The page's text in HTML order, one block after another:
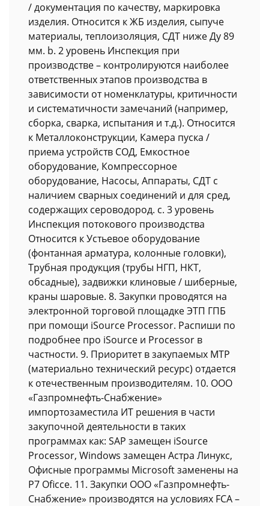
/ документация по качеству, маркировка
изделия. Относится к ЖБ изделия, сыпуче
материалы, теплоизоляция, СДТ ниже Ду 89
мм. b. 2 уровень Инспекция при
производстве – контролируются наиболее
ответственных этапов производства в
зависимости от номенклатуры, критичности
и систематичности замечаний (например,
сборка, сварка, испытания и т.д.). Относится
к Металлоконструкции, Камера пуска /
приема устройств СОД, Емкостное
оборудование, Компрессорное
оборудование, Насосы, Аппараты, СДТ с
наличием сварных соединений и для сред,
содержащих сероводород. c. 3 уровень
Инспекция потокового производства
Относится к Устьевое оборудование
(фонтанная арматура, колонные головки),
Трубная продукция (трубы НГП, НКТ,
обсадные), задвижки клиновые / шиберные,
краны шаровые. 8. Закупки проводятся на
электронной торговой площадке ЭТП ГПБ
при помощи iSource Processor. Распиши по
подробнее про iSource и Processor в
частности. 9. Приоритет в закупаемых МТР
(материально технический ресурс) отдается
к отечественным производителям. 10. ООО
«Газпромнефть-Снабжение»
импортозаместила ИТ решения в части
закупочной деятельности в таких
программах как: SAP замещен iSource
Processor, Windows замещен Астра Линукс,
Офисные программы Microsoft заменены на
Р7 Oficce. 11. Закупки ООО «Газпромнефть-
Снабжение» производятся на условиях FCA –